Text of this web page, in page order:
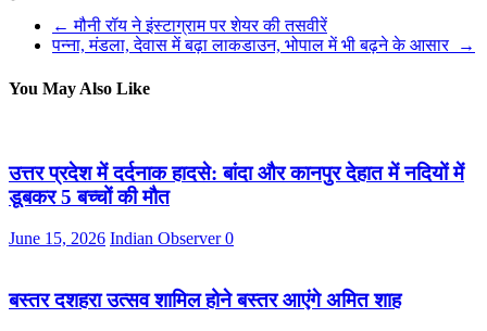
← मौनी रॉय ने इंस्‍टाग्राम पर शेयर की तसवीरें
पन्ना, मंडला, देवास में बढ़ा लाकडाउन, भोपाल में भी बढ़ने के आसार →
You May Also Like
उत्तर प्रदेश में दर्दनाक हादसे: बांदा और कानपुर देहात में नदियों में
डूबकर 5 बच्चों की मौत
June 15, 2026 Indian Observer0
बस्तर दशहरा उत्सव शामिल होने बस्तर आएंगे अमित शाह